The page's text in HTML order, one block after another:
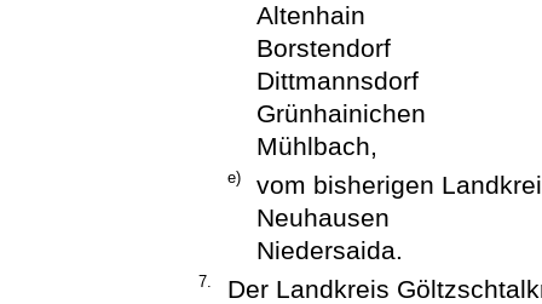
Altenhain
Borstendorf
Dittmannsdorf
Grünhainichen
Mühlbach,
e)
vom bisherigen
Neuhausen
Niedersaida.
7.
Der Landkreis